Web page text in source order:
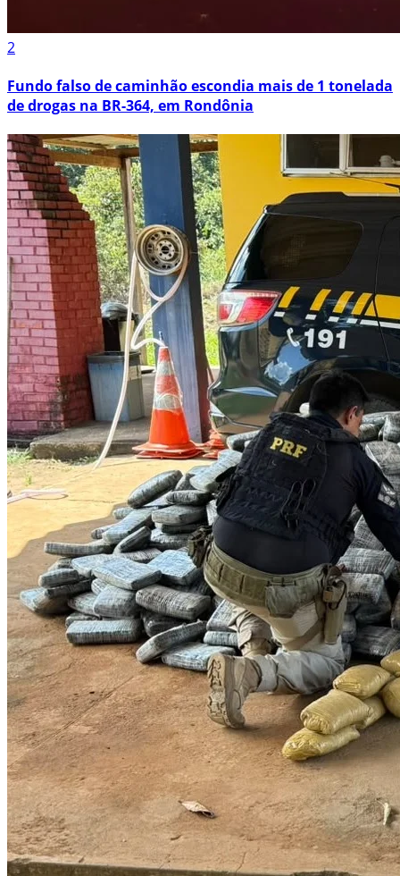
2
Fundo falso de caminhão escondia mais de 1 tonelada
de drogas na BR-364, em Rondônia